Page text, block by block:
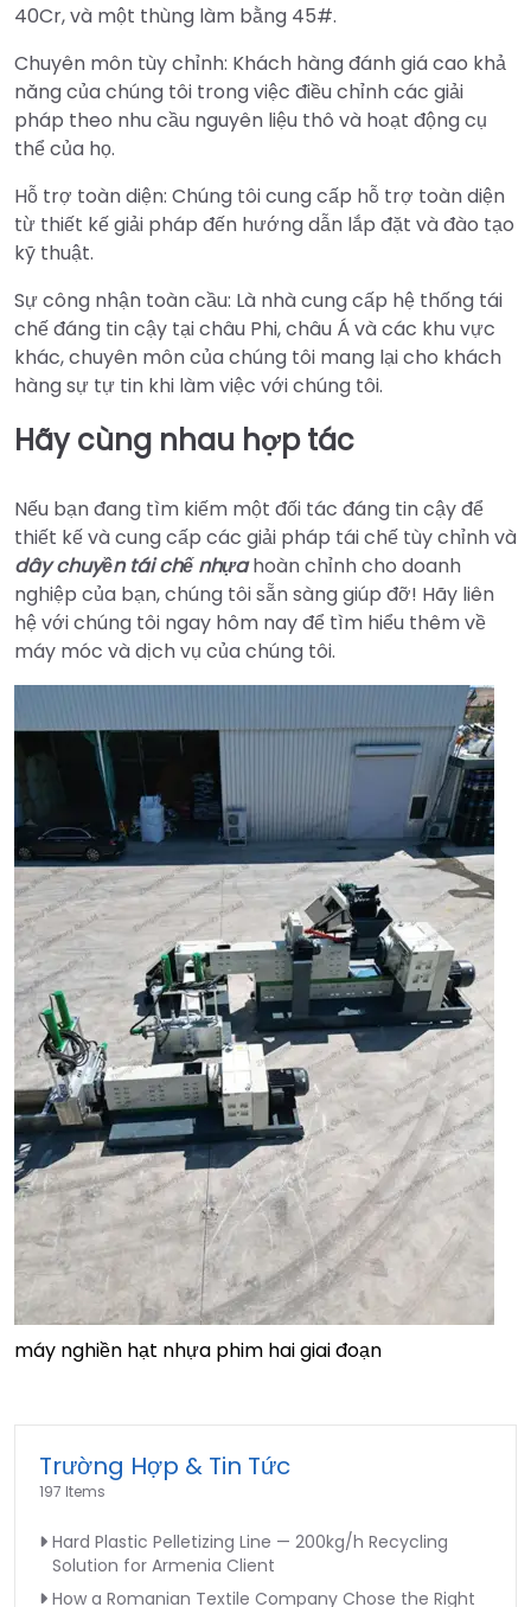
40Cr, và một thùng làm bằng 45#.
Chuyên môn tùy chỉnh: Khách hàng đánh giá cao khả
năng của chúng tôi trong việc điều chỉnh các giải
pháp theo nhu cầu nguyên liệu thô và hoạt động cụ
thể của họ.
Hỗ trợ toàn diện: Chúng tôi cung cấp hỗ trợ toàn diện
từ thiết kế giải pháp đến hướng dẫn lắp đặt và đào tạo
kỹ thuật.
Sự công nhận toàn cầu: Là nhà cung cấp hệ thống tái
chế đáng tin cậy tại châu Phi, châu Á và các khu vực
khác, chuyên môn của chúng tôi mang lại cho khách
hàng sự tự tin khi làm việc với chúng tôi.
Hãy cùng nhau hợp tác
Nếu bạn đang tìm kiếm một đối tác đáng tin cậy để
thiết kế và cung cấp các giải pháp tái chế tùy chỉnh và
dây chuyền tái chế nhựahoàn chỉnh cho doanh
nghiệp của bạn, chúng tôi sẵn sàng giúp đỡ! Hãy liên
hệ với chúng tôi ngay hôm nay để tìm hiểu thêm về
máy móc và dịch vụ của chúng tôi.
máy nghiền hạt nhựa phim hai giai đoạn
Trường Hợp & Tin Tức
197 Items
Hard Plastic Pelletizing Line — 200kg/h Recycling
Solution for Armenia Client
How a Romanian Textile Company Chose the Right